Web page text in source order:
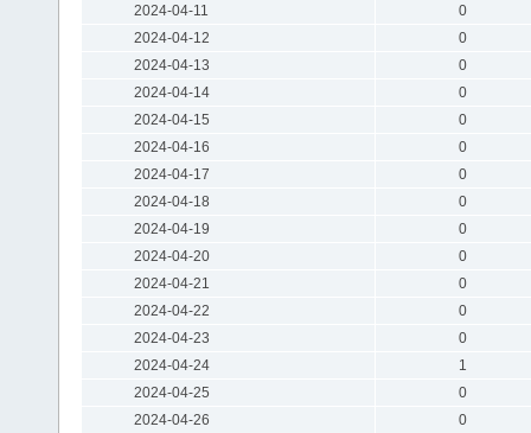
2024-04-11
0
2024-04-12
0
2024-04-13
0
2024-04-14
0
2024-04-15
0
2024-04-16
0
2024-04-17
0
2024-04-18
0
2024-04-19
0
2024-04-20
0
2024-04-21
0
2024-04-22
0
2024-04-23
0
2024-04-24
1
2024-04-25
0
2024-04-26
0